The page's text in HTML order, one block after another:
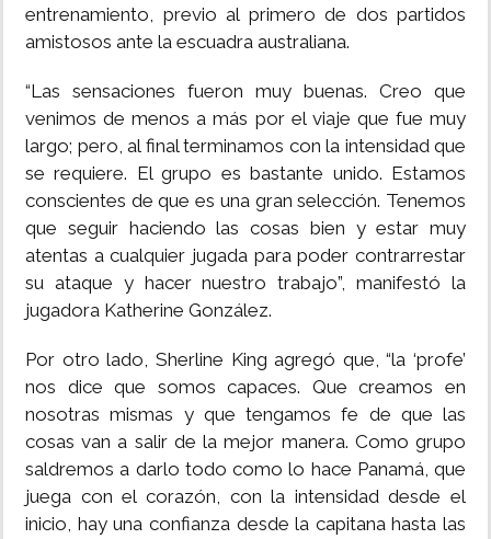
entrenamiento, previo al primero de dos partidos
amistosos ante la escuadra australiana.
“Las sensaciones fueron muy buenas. Creo que
venimos de menos a más por el viaje que fue muy
largo; pero, al final terminamos con la intensidad que
se requiere. El grupo es bastante unido. Estamos
conscientes de que es una gran selección. Tenemos
que seguir haciendo las cosas bien y estar muy
atentas a cualquier jugada para poder contrarrestar
su ataque y hacer nuestro trabajo”, manifestó la
jugadora Katherine González.
Por otro lado, Sherline King agregó que, “la ‘profe’
nos dice que somos capaces. Que creamos en
nosotras mismas y que tengamos fe de que las
cosas van a salir de la mejor manera. Como grupo
saldremos a darlo todo como lo hace Panamá, que
juega con el corazón, con la intensidad desde el
inicio, hay una confianza desde la capitana hasta las